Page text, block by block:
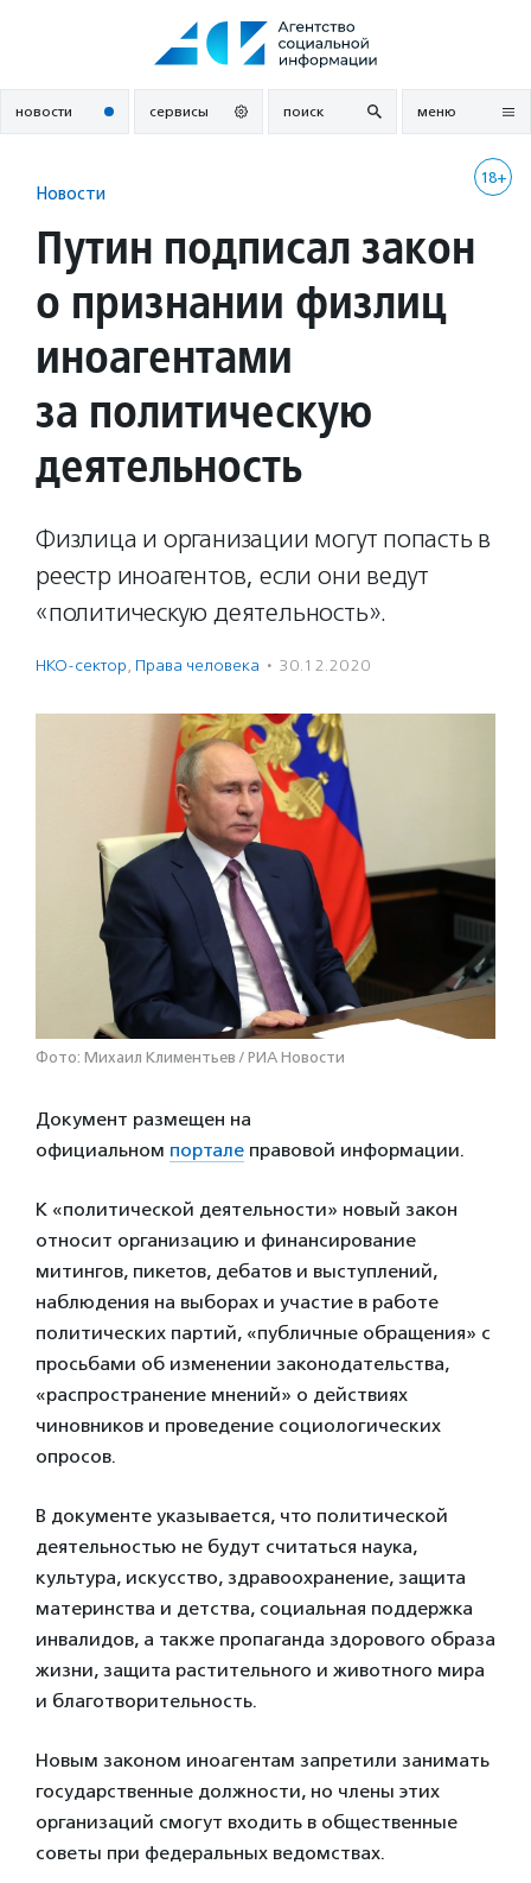
новости сервисы поиск меню
18+
Новости
Путин подписал закон
о признании физлиц
иноагентами
за политическую
деятельность
Физлица и организации могут попасть в
реестр иноагентов, если они ведут
«политическую деятельность».
НКО-сектор, Права человека · 30.12.2020
Фото: Михаил Климентьев / РИА Новости
Документ размещен на
официальном портале правовой информации.
К «политической деятельности» новый закон
относит организацию и финансирование
митингов, пикетов, дебатов и выступлений,
наблюдения на выборах и участие в работе
политических партий, «публичные обращения» с
просьбами об изменении законодательства,
«распространение мнений» о действиях
чиновников и проведение социологических
опросов.
В документе указывается, что политической
деятельностью не будут считаться наука,
культура, искусство, здравоохранение, защита
материнства и детства, социальная поддержка
инвалидов, а также пропаганда здорового образа
жизни, защита растительного и животного мира
и благотворительность.
Новым законом иноагентам запретили занимать
государственные должности, но члены этих
организаций смогут входить в общественные
советы при федеральных ведомствах.